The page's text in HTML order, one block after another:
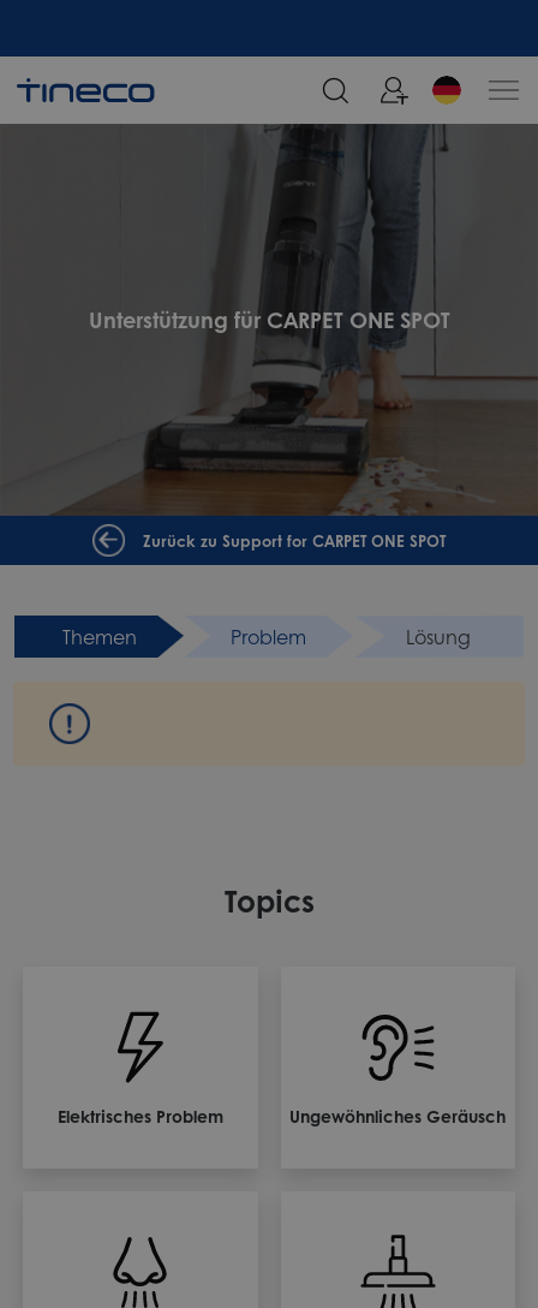
Unterstützung für CARPET ONE SPOT
Zurück zu Support for CARPET ONE SPOT
Themen Problem Lösung
Topics
Elektrisches Problem Ungewöhnliches Geräusch